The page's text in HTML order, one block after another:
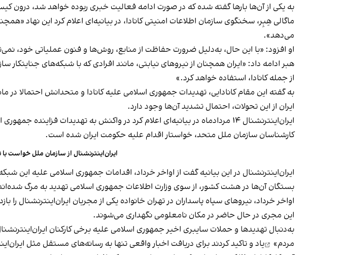
به یکی از آن‌ها بارها گفته شده که در صورت ادامه فعالیت خبری ربوده خواهد شد، درون
ماگالی هِبِر، سخنگوی سازمان اطلاعات امنیتی کانادا، در بیانیه‌ای اعلام کرد این نهاد
می‌دهد».
او افزود: «با این حال، به‌دلیل ضرورت حفاظت از منابع، روش‌ها و فنون عملیاتی خود،
هبر ادامه داد: «ایران همچنان از نیروهای نیابتی، مانند افرادی که با شبکه‌های
از جمله کانادا، استفاده خواهد کرد.»
ایران از این تحولات، احتمال تشدید آن‌ها وجود دارد.
ایران‌اینترنشنال ۱۴ مردادماه در بیانیه‌ای اعلام کرد در واکنش به تهدیدات
کارشناسان سازمان ملل متحد، خواستار اقدام علیه حکومت ایران شده است.
ایران‌اینترنشنال از سازمان ملل خواست
بستگان آن‌ها در هشت کشور، از سوی وزارت اطلاعات جمهوری اسلامی تهدید به مرگ
اواخر خرداد، نیروهای سپاه پاسداران در تهران خانواده یکی از مجریان ایران‌اینترنشنال را
این مجری در حال حاضر در مکان نامعلومی نگهداری می‌شوند.
به‌دنبال تهدیدها و حملات سایبری اخیر جمهوری اسلامی علیه برخی کارکنان
مردم»
یاد و تاکید کردند برای دریافت اخبار واقعی تنها به رسانه‌های مستقل مثل